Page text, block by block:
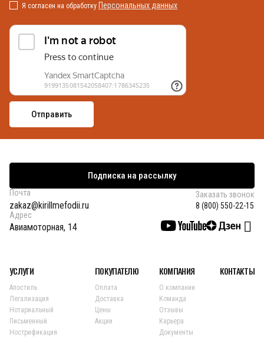
Я согласен на обработку Персональных данных
Подписка на рассылку
Почта
zakaz@kirillmefodii.ru
Заказать звонок
8 (800) 550-22-15
Адрес
Авиамоторная, 14
УСЛУГИ
Апостиль
Легализация
Нотариальный
Письменный
Нострификация
ПОКУПАТЕЛЮ
Оплата
Доставка
Цены
Акции
КОМПАНИЯ
О компании
Команда
Отзывы
Карьера
Документы
КОНТАКТЫ